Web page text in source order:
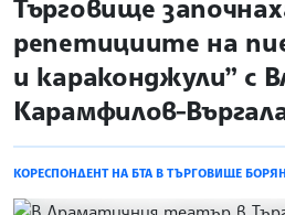
Търговище
репетициите на
и караконджули” с
Карамфилов-
КОРЕСПОНДЕНТ НА БТА В ТЪРГОВИЩЕ